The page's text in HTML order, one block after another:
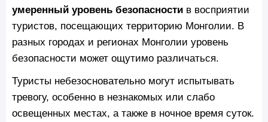
умеренный уровень безопасности в восприятии
туристов, посещающих территорию Монголии. В
разных городах и регионах Монголии уровень
безопасности может ощутимо различаться.
Туристы небезосновательно могут испытывать
тревогу, особенно в незнакомых или слабо
освещенных местах, а также в ночное время суток.